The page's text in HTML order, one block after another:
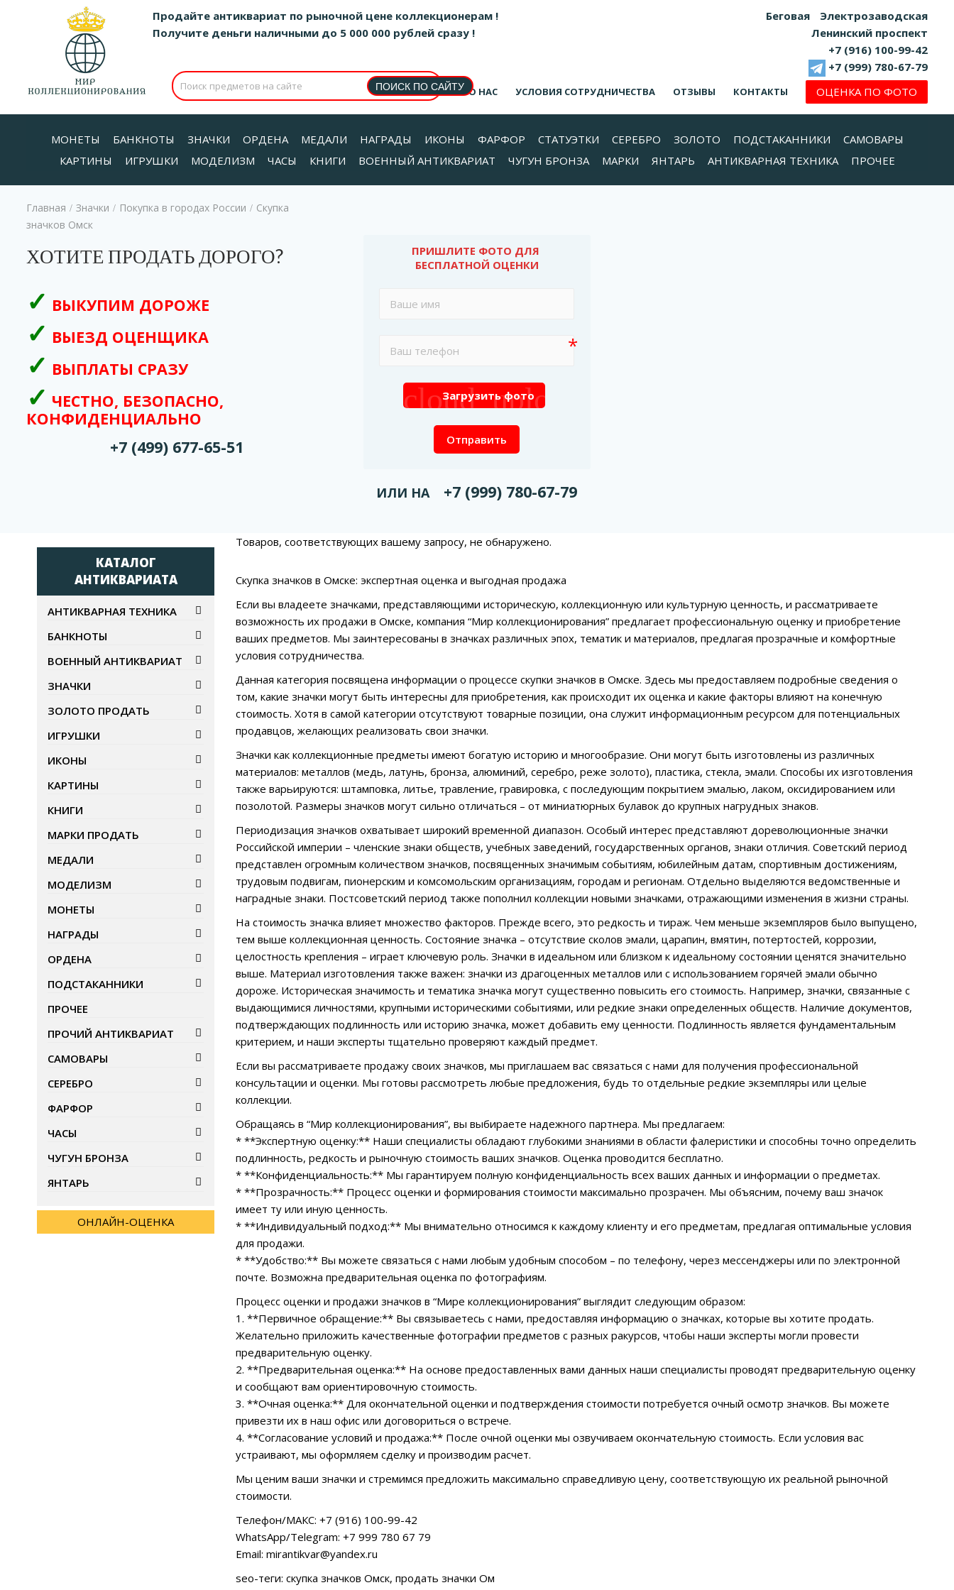
Продайте антиквариат по рыночной цене коллекционерам ! Беговая
Электрозаводская
Получите деньги наличными до 5 000 000 рублей сразу !
Ленинский проспект
+7 (916) 100-99-42
+7 (999) 780-67-79
О НАС УСЛОВИЯ СОТРУДНИЧЕСТВА ОТЗЫВЫ КОНТАКТЫ ОЦЕНКА ПО ФОТО
МОНЕТЫ БАНКНОТЫ ЗНАЧКИ ОРДЕНА МЕДАЛИ НАГРАДЫ ИКОНЫ ФАРФОР СТАТУЭТКИ СЕРЕБРО ЗОЛОТО ПОДСТАКАННИКИ
САМОВАРЫ
КАРТИНЫ
ИГРУШКИ МОДЕЛИЗМ ЧАСЫ КНИГИ ВОЕННЫЙ АНТИКВАРИАТ ЧУГУН БРОНЗА МАРКИ ЯНТАРЬ АНТИКВАРНАЯ ТЕХНИКА ПРОЧЕЕ
Главная / Значки / Покупка в городах России / Скупка
значков Омск
ХОТИТЕ ПРОДАТЬ ДОРОГО?
ВЫКУПИМ ДОРОЖЕ
ВЫЕЗД ОЦЕНЩИКА
ВЫПЛАТЫ СРАЗУ
ЧЕСТНО, БЕЗОПАСНО,
КОНФИДЕНЦИАЛЬНО
+7 (499) 677-65-51
ПРИШЛИТЕ ФОТО ДЛЯ
БЕСПЛАТНОЙ ОЦЕНКИ
cloud_upload
Загрузить фото
Отправить
ИЛИ НА +7 (999) 780-67-79
Товаров, соответствующих вашему запросу, не обнаружено.
Скупка значков в Омске: экспертная оценка и выгодная продажа
Если вы владеете значками, представляющими историческую, коллекционную или культурную ценность, и рассматриваете
возможность их продажи в Омске, компания “Мир коллекционирования” предлагает профессиональную оценку и приобретение
ваших предметов. Мы заинтересованы в значках различных эпох, тематик и материалов, предлагая прозрачные и комфортные
условия сотрудничества.
Данная категория посвящена информации о процессе скупки значков в Омске. Здесь мы предоставляем подробные сведения о
том, какие значки могут быть интересны для приобретения, как происходит их оценка и какие факторы влияют на конечную
стоимость. Хотя в самой категории отсутствуют товарные позиции, она служит информационным ресурсом для потенциальных
продавцов, желающих реализовать свои значки.
Значки как коллекционные предметы имеют богатую историю и многообразие. Они могут быть изготовлены из различных
материалов: металлов (медь, латунь, бронза, алюминий, серебро, реже золото), пластика, стекла, эмали. Способы их изготовления
также варьируются: штамповка, литье, травление, гравировка, с последующим покрытием эмалью, лаком, оксидированием или
позолотой. Размеры значков могут сильно отличаться – от миниатюрных булавок до крупных нагрудных знаков.
Периодизация значков охватывает широкий временной диапазон. Особый интерес представляют дореволюционные значки
Российской империи – членские знаки обществ, учебных заведений, государственных органов, знаки отличия. Советский период
представлен огромным количеством значков, посвященных значимым событиям, юбилейным датам, спортивным достижениям,
трудовым подвигам, пионерским и комсомольским организациям, городам и регионам. Отдельно выделяются ведомственные и
наградные знаки. Постсоветский период также пополнил коллекции новыми значками, отражающими изменения в жизни страны.
На стоимость значка влияет множество факторов. Прежде всего, это редкость и тираж. Чем меньше экземпляров было выпущено,
тем выше коллекционная ценность. Состояние значка – отсутствие сколов эмали, царапин, вмятин, потертостей, коррозии,
целостность крепления – играет ключевую роль. Значки в идеальном или близком к идеальному состоянии ценятся значительно
выше. Материал изготовления также важен: значки из драгоценных металлов или с использованием горячей эмали обычно
дороже. Историческая значимость и тематика значка могут существенно повысить его стоимость. Например, значки, связанные с
выдающимися личностями, крупными историческими событиями, или редкие знаки определенных обществ. Наличие документов,
подтверждающих подлинность или историю значка, может добавить ему ценности. Подлинность является фундаментальным
критерием, и наши эксперты тщательно проверяют каждый предмет.
Если вы рассматриваете продажу своих значков, мы приглашаем вас связаться с нами для получения профессиональной
консультации и оценки. Мы готовы рассмотреть любые предложения, будь то отдельные редкие экземпляры или целые
коллекции.
Обращаясь в “Мир коллекционирования”, вы выбираете надежного партнера. Мы предлагаем:
* **Экспертную оценку:** Наши специалисты обладают глубокими знаниями в области фалеристики и способны точно определить
подлинность, редкость и рыночную стоимость ваших значков. Оценка проводится бесплатно.
* **Конфиденциальность:** Мы гарантируем полную конфиденциальность всех ваших данных и информации о предметах.
* **Прозрачность:** Процесс оценки и формирования стоимости максимально прозрачен. Мы объясним, почему ваш значок
имеет ту или иную ценность.
* **Индивидуальный подход:** Мы внимательно относимся к каждому клиенту и его предметам, предлагая оптимальные условия
для продажи.
* **Удобство:** Вы можете связаться с нами любым удобным способом – по телефону, через мессенджеры или по электронной
почте. Возможна предварительная оценка по фотографиям.
Процесс оценки и продажи значков в “Мире коллекционирования” выглядит следующим образом:
1. **Первичное обращение:** Вы связываетесь с нами, предоставляя информацию о значках, которые вы хотите продать.
Желательно приложить качественные фотографии предметов с разных ракурсов, чтобы наши эксперты могли провести
предварительную оценку.
2. **Предварительная оценка:** На основе предоставленных вами данных наши специалисты проводят предварительную оценку
и сообщают вам ориентировочную стоимость.
3. **Очная оценка:** Для окончательной оценки и подтверждения стоимости потребуется очный осмотр значков. Вы можете
привезти их в наш офис или договориться о встрече.
4. **Согласование условий и продажа:** После очной оценки мы озвучиваем окончательную стоимость. Если условия вас
устраивают, мы оформляем сделку и производим расчет.
Мы ценим ваши значки и стремимся предложить максимально справедливую цену, соответствующую их реальной рыночной
стоимости.
Телефон/МАКС: +7 (916) 100-99-42
WhatsApp/Telegram: +7 999 780 67 79
Email: mirantikvar@yandex.ru
seo-теги: скупка значков Омск, продать значки Ом
КАТАЛОГ
АНТИКВАРИАТА
АНТИКВАРНАЯ ТЕХНИКА
БАНКНОТЫ
ВОЕННЫЙ АНТИКВАРИАТ
ЗНАЧКИ
ЗОЛОТО ПРОДАТЬ
ИГРУШКИ
ИКОНЫ
КАРТИНЫ
КНИГИ
МАРКИ ПРОДАТЬ
МЕДАЛИ
МОДЕЛИЗМ
МОНЕТЫ
НАГРАДЫ
ОРДЕНА
ПОДСТАКАННИКИ
ПРОЧЕЕ
ПРОЧИЙ АНТИКВАРИАТ
САМОВАРЫ
СЕРЕБРО
ФАРФОР
ЧАСЫ
ЧУГУН БРОНЗА
ЯНТАРЬ
ОНЛАЙН-ОЦЕНКА